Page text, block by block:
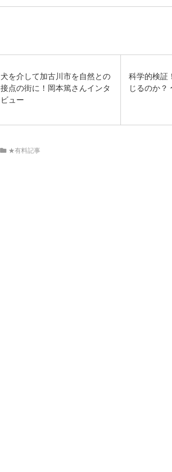
ごとを…【続きを読む】
犬を介して加古川市を自然との
接点の街に！岡本篤さんインタ
ビュー
科学的検証
じるのか？
★有料記事